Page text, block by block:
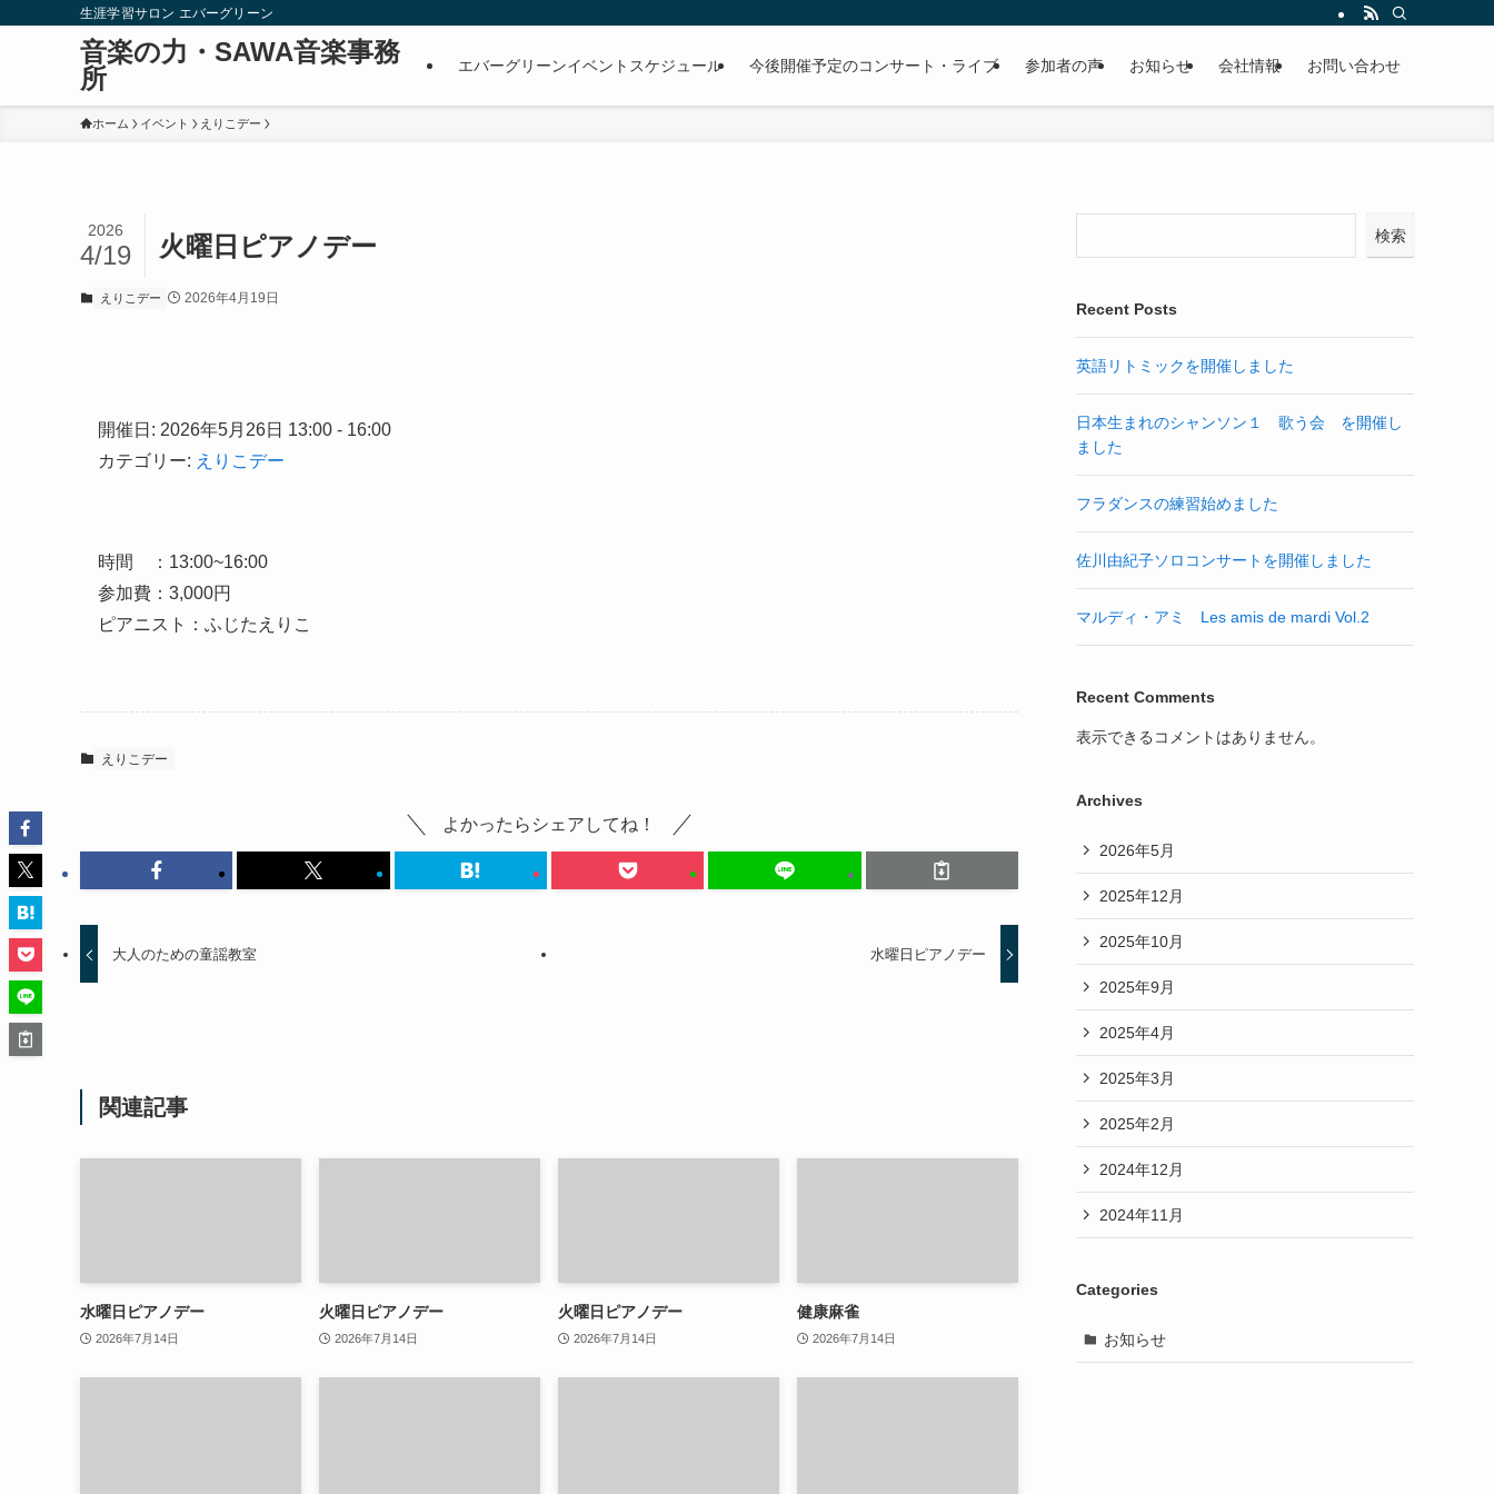
生涯学習サロン エバーグリーン
音楽の力・SAWA音楽事務
所
エバーグリーンイベントスケジュール 今後開催予定のコンサート・ライブ 参加者の声 お知らせ 会社情報 お問い合わせ
ホーム イベント えりこデー
火曜日ピアノデー
2026
4/19
えりこデー 2026年4月19日
開催日: 2026年5月26日 13:00 - 16:00
カテゴリー: えりこデー
時間 ：13:00~16:00
参加費：3,000円
ピアニスト：ふじたえりこ
えりこデー
よかったらシェアしてね！
大人のための童謡教室 水曜日ピアノデー
関連記事
水曜日ピアノデー
2026年7月14日
火曜日ピアノデー
2026年7月14日
火曜日ピアノデー
2026年7月14日
健康麻雀
2026年7月14日
検索
Recent Posts
英語リトミックを開催しました
日本生まれのシャンソン１ 歌う会 を開催し
ました
フラダンスの練習始めました
佐川由紀子ソロコンサートを開催しました
マルディ・アミ Les amis de mardi Vol.2
Recent Comments
表示できるコメントはありません。
Archives
2026年5月
2025年12月
2025年10月
2025年9月
2025年4月
2025年3月
2025年2月
2024年12月
2024年11月
Categories
お知らせ